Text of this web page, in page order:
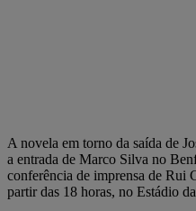
A novela em torno da saída de
a entrada de Marco Silva no
conferência de imprensa de Rui
partir das 18 horas, no Estádio